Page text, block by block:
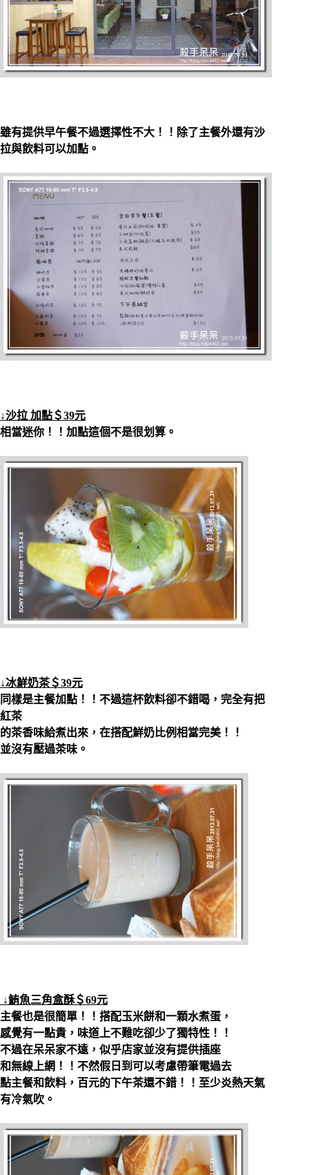
雖有提供早午餐不過選擇性不大！！除了主餐外還有沙
拉與飲料可以加點。
↓沙拉 加點＄39元
相當迷你！！加點這個不是很划算。
↓冰鮮奶茶＄39元
同樣是主餐加點！！不過這杯飲料卻不錯喝，完全有把
紅茶
的茶香味給煮出來，在搭配鮮奶比例相當完美！！
並沒有壓過茶味。
↓鮪魚三角盒酥＄69元
主餐也是很簡單！！搭配玉米餅和一顆水煮蛋，
感覺有一點貴，味道上不難吃卻少了獨特性！！
不過在呆呆家不遠，似乎店家並沒有提供插座
和無線上網！！不然假日到可以考慮帶筆電過去
點主餐和飲料，百元的下午茶還不錯！！至少炎熱天氣
有冷氣吹。